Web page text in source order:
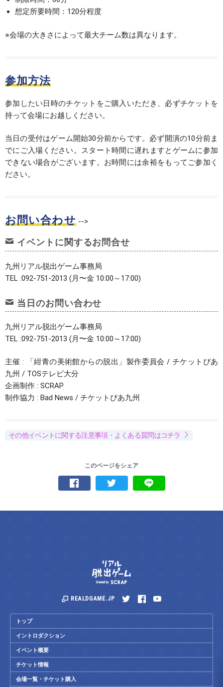
想定所要時間：120分程度
※会場の大きさによって最大チーム数は異なります。
参加方法
参加したい日時のチケットをご購入いただき、必ずチケットを
持って会場にお越しください。
当日の受付はゲーム開始30分前からです。必ず開演の10分前ま
でにご入場ください。スタート時間に遅れますとゲームに参加
できない場合がございます。お時間には余裕をもってご参加く
ださい。
お問い合わせ-->
イベントに関するお問合せ
九州リアル脱出ゲーム事務局
TEL :092-751-2013 (月〜金 10:00～17:00)
当日のお問い合わせ
九州リアル脱出ゲーム事務局
TEL :092-751-2013 (月〜金 10:00～17:00)
主催 : 「紺青の美術館からの脱出」製作委員会 / チケットぴあ
九州 / TOSテレビ大分
企画制作 : SCRAP
制作協力 : Bad News / チケットぴあ九州
その他イベントに関する注意事項・よくある質問はコチラ
このページをシェア
REALDGAME.JP
トップ
イントロダクション
イベント概要
チケット情報
会場一覧・チケット購入